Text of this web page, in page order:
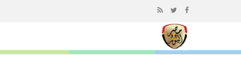
المحتوى